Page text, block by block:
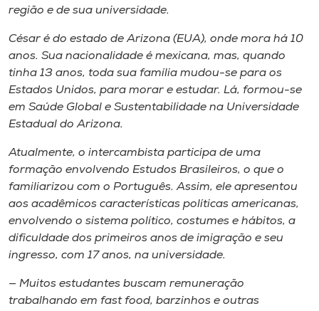
região e de sua universidade.
César é do estado de Arizona (EUA), onde mora há 10
anos. Sua nacionalidade é mexicana, mas, quando
tinha 13 anos, toda sua família mudou-se para os
Estados Unidos, para morar e estudar. Lá, formou-se
em Saúde Global e Sustentabilidade na Universidade
Estadual do Arizona.
Atualmente, o intercambista participa de uma
formação envolvendo Estudos Brasileiros, o que o
familiarizou com o Português. Assim, ele apresentou
aos acadêmicos características políticas americanas,
envolvendo o sistema político, costumes e hábitos, a
dificuldade dos primeiros anos de imigração e seu
ingresso, com 17 anos, na universidade.
— Muitos estudantes buscam remuneração
trabalhando em fast food, barzinhos e outras